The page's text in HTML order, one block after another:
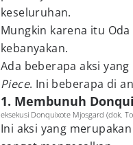
keseluruhan.
Mungkin karena itu
kebanyakan.
Ada beberapa aksi
Piece. Ini beberapa di
1. Membunuh
eksekusi Donquixote Mjosgard (dok.
Ini aksi yang